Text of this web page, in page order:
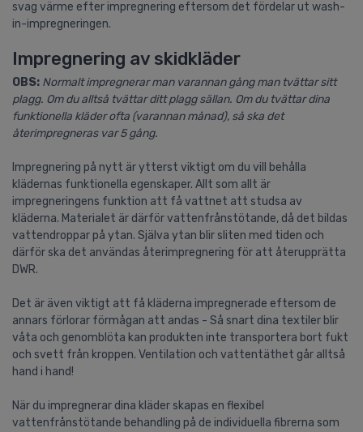
svag värme efter impregnering eftersom det fördelar ut wash-
in-impregneringen.
Impregnering av skidkläder
OBS: Normalt impregnerar man varannan gång man tvättar sitt
plagg. Om du alltså tvättar ditt plagg sällan. Om du tvättar dina
funktionella kläder ofta (varannan månad), så ska det
återimpregneras var 5 gång.
Impregnering på nytt är ytterst viktigt om du vill behålla
klädernas funktionella egenskaper. Allt som allt är
impregneringens funktion att få vattnet att studsa av
kläderna. Materialet är därför vattenfrånstötande, då det bildas
vattendroppar på ytan. Själva ytan blir sliten med tiden och
därför ska det användas återimpregnering för att återupprätta
DWR.
Det är även viktigt att få kläderna impregnerade eftersom de
annars förlorar förmågan att andas - Så snart dina textiler blir
våta och genomblöta kan produkten inte transportera bort fukt
och svett från kroppen. Ventilation och vattentäthet går alltså
hand i hand!
När du impregnerar dina kläder skapas en flexibel
vattenfrånstötande behandling på de individuella fibrerna som